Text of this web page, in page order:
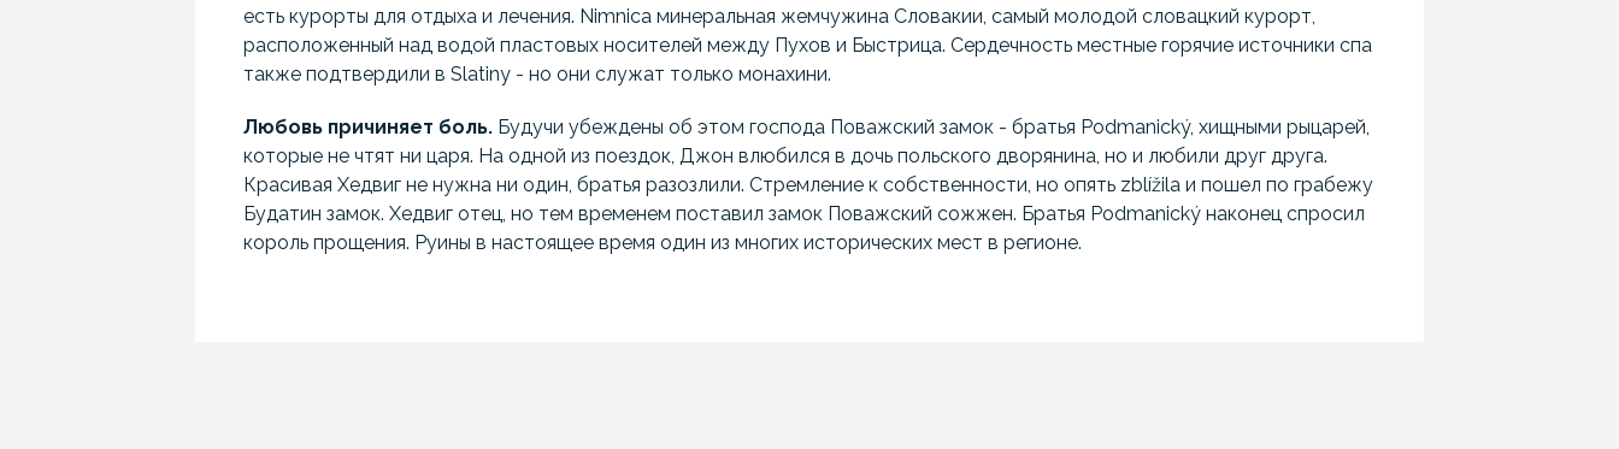
есть курорты для отдыха и лечения. Nimnica минеральная жемчужина Словакии, самый молодой словацкий курорт,
расположенный над водой пластовых носителей между Пухов и Быстрица. Сердечность местные горячие источники спа
также подтвердили в Slatiny - но они служат только монахини.
Любовь причиняет боль. Будучи убеждены об этом господа Поважский замок - братья Podmanický, хищными рыцарей,
которые не чтят ни царя. На одной из поездок, Джон влюбился в дочь польского дворянина, но и любили друг друга.
Красивая Хедвиг не нужна ни один, братья разозлили. Стремление к собственности, но опять zblížila и пошел по грабежу
Будатин замок. Хедвиг отец, но тем временем поставил замок Поважский сожжен. Братья Podmanický наконец спросил
король прощения. Руины в настоящее время один из многих исторических мест в регионе.